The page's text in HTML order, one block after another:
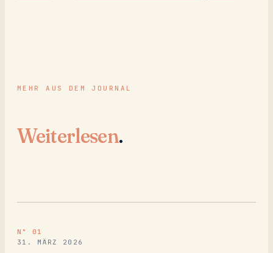
MEHR AUS DEM JOURNAL
Weiterlesen.
N° 01
31. MÄRZ 2026